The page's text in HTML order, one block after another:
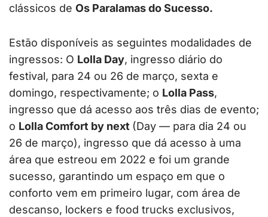
clássicos de Os Paralamas do Sucesso.
Estão disponíveis as seguintes modalidades de
ingressos: O Lolla Day, ingresso diário do
festival, para 24 ou 26 de março, sexta e
domingo, respectivamente; o Lolla Pass,
ingresso que dá acesso aos três dias de evento;
o Lolla Comfort by next (Day — para dia 24 ou
26 de março), ingresso que dá acesso à uma
área que estreou em 2022 e foi um grande
sucesso, garantindo um espaço em que o
conforto vem em primeiro lugar, com área de
descanso, lockers e food trucks exclusivos,